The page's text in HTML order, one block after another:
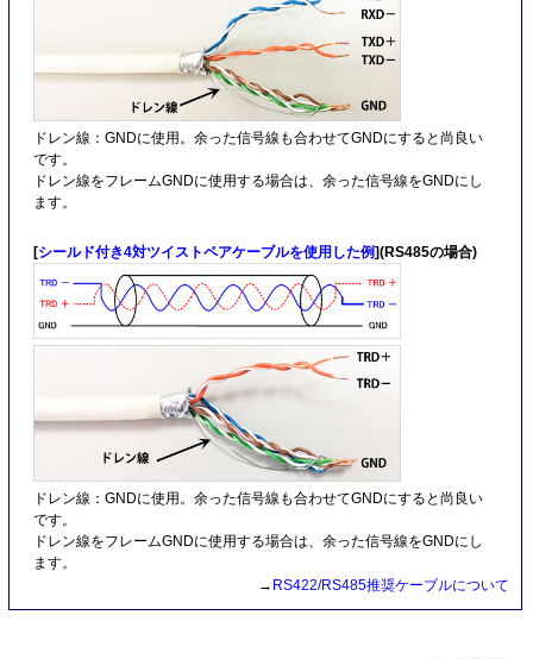
ドレン線：GNDに使用。余った信号線も合わせてGNDにすると尚良い
です。
ドレン線をフレームGNDに使用する場合は、余った信号線をGNDにし
ます。
[シールド付き4対ツイストペアケーブルを使用した例](RS485の場合)
ドレン線：GNDに使用。余った信号線も合わせてGNDにすると尚良い
です。
ドレン線をフレームGNDに使用する場合は、余った信号線をGNDにし
ます。
→ RS422/RS485推奨ケーブルについて